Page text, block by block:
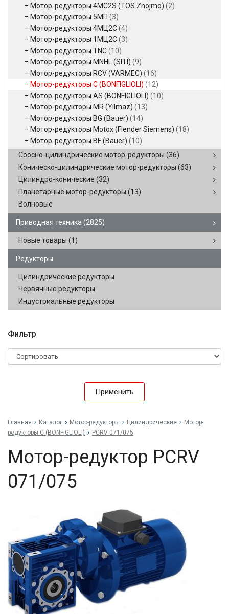
Мотор-редукторы 4MC2S (TOS Znojmo) (2)
Мотор-редукторы 5МП (3)
Мотор-редукторы 4МЦ2С(4)
Мотор-редукторы 1МЦ2С(3)
Мотор-редукторы TNC(10)
Мотор-редукторы MNHL (SITI) (9)
Мотор-редукторы RCV (VARMEC) (16)
Мотор-редукторы C (BONFIGLIOLI) (12)
Мотор-редукторы AS (BONFIGLIOLI) (10)
Мотор-редукторы MR (Yilmaz) (13)
Мотор-редукторы BG (Bauer) (14)
Мотор-редукторы Motox (Flender Siemens) (18)
Мотор-редукторы BF (Bauer) (10)
Соосно-цилиндрические мотор-редукторы (36)
Коническо-цилиндрические мотор-редукторы (63)
Цилиндро-конические (32)
Планетарные мотор-редукторы (13)
Волновые
Приводная техника (2825)
Новые товары (1)
Редукторы
Цилиндрические редукторы
Червячные редукторы
Индустриальные редукторы
Фильтр
Применить
Главная Каталог Мотор-редукторы Цилиндрические
Мотор-
редукторы C (BONFIGLIOLI)
PCRV 071/075
Мотор-редуктор PCRV
071/075